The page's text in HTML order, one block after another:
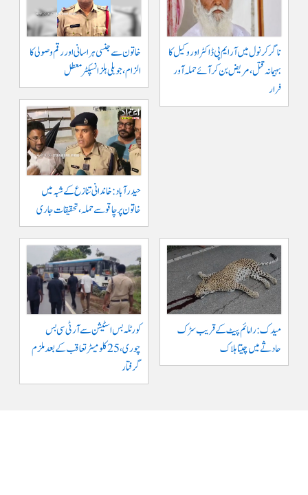
ناگرکرنول میں آر ایم پی ڈاکٹر اور وکیل کا
بہیمانہ قتل، مریض بن کر آئے حملہ آور
فرار
خاتون سے جنسی ہراسانی اور رقم وصولی کا
الزام، جوبلی ہلز انسپکٹر معطل
حیدرآباد: خاندانی تنازع کے شبہ میں
خاتون پر چاقو سے حملہ، تحقیقات جاری
میدک: رامائم پیٹ کے قریب سڑک
حادثے میں چیتا ہلاک
کورٹلہ بس اسٹیشن سے آر ٹی سی بس
چوری، 25 کلومیٹر تعاقب کے بعد ملزم
گرفتار